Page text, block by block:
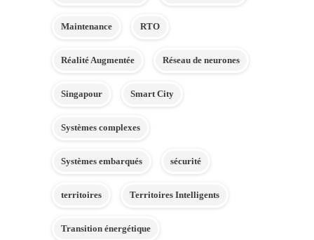
Maintenance RTO
Réalité Augmentée Réseau de neurones
Singapour Smart City
Systèmes complexes
Systèmes embarqués sécurité
territoires Territoires Intelligents
Transition énergétique